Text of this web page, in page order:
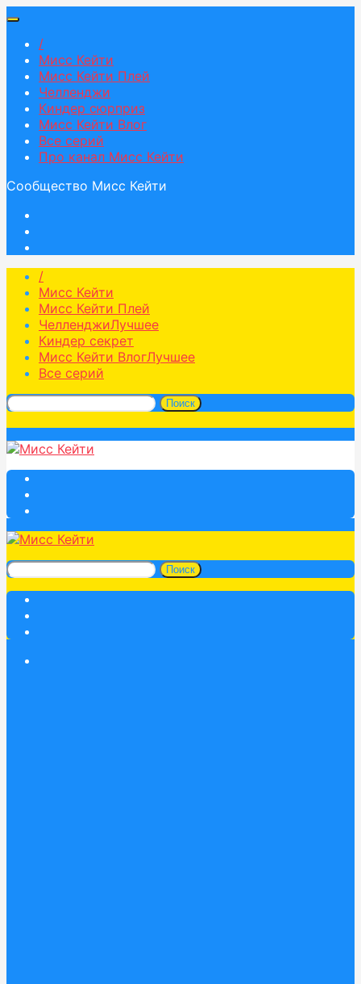
/
Мисс Кейти
Мисс Кейти Плей
Челленджи
Киндер сюрприз
Мисс Кейти Влог
Все серий
Про канал Мисс Кейти
Сообщество Мисс Кейти
/
Мисс Кейти
Мисс Кейти Плей
ЧелленджиЛучшее
Киндер секрет
Мисс Кейти ВлогЛучшее
Все серий
Поиск
Поиск